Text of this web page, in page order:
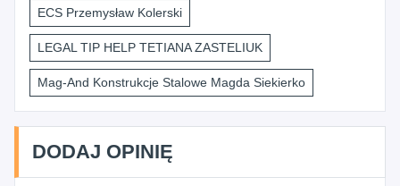
ECS Przemysław Kolerski
LEGAL TIP HELP TETIANA ZASTELIUK
Mag-And Konstrukcje Stalowe Magda Siekierko
DODAJ OPINIĘ